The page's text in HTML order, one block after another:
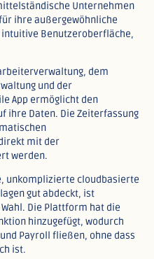
Unternehmen
ihre außergewöhnliche
Benutzeroberfläche,
dem
und der
App ermöglicht den
ihre Daten. Die Zeiterfassung
mit der
werden.​
unkomplizierte cloudbasierte
gut abdeckt, ist
Die Plattform hat die
hinzugefügt, wodurch
Payroll fließen, ohne dass
ist.​